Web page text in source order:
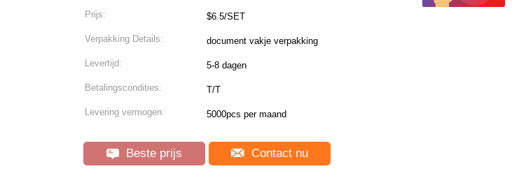
Prijs: $6.5/SET
Verpakking Details: document vakje verpakking
Levertijd: 5-8 dagen
Betalingscondities: T/T
Levering vermogen: 5000pcs per maand
Beste prijs Contact nu